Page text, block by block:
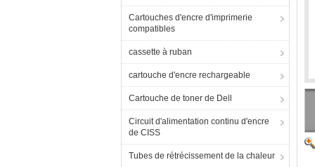
Cartouches d'encre d'imprimerie
compatibles
cassette à ruban
cartouche d'encre rechargeable
Cartouche de toner de Dell
Circuit d'alimentation continu d'encre
de CISS
Tubes de rétrécissement de la chaleur